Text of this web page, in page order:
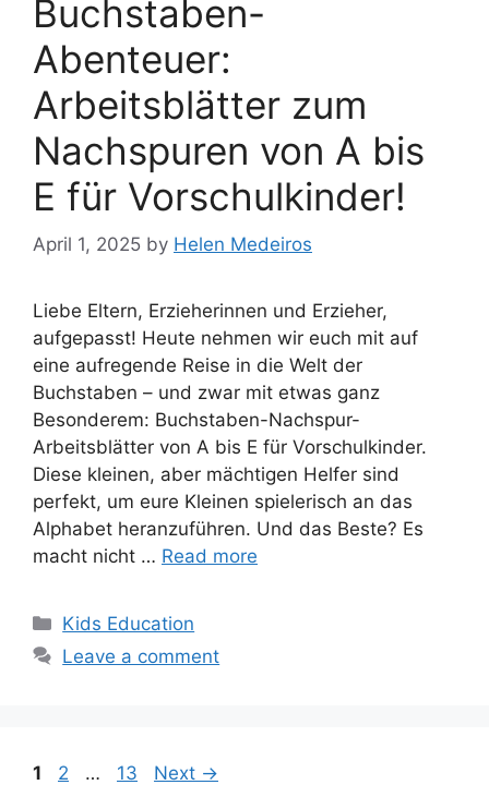
Buchstaben-
Abenteuer:
Arbeitsblätter zum
Nachspuren von A bis
E für Vorschulkinder!
April 1, 2025 by Helen Medeiros
Liebe Eltern, Erzieherinnen und Erzieher,
aufgepasst! Heute nehmen wir euch mit auf
eine aufregende Reise in die Welt der
Buchstaben – und zwar mit etwas ganz
Besonderem: Buchstaben-Nachspur-
Arbeitsblätter von A bis E für Vorschulkinder.
Diese kleinen, aber mächtigen Helfer sind
perfekt, um eure Kleinen spielerisch an das
Alphabet heranzuführen. Und das Beste? Es
macht nicht … Read more
Categories
Kids Education
Leave a comment
Page
1 Page
2 … Page
13 Next →